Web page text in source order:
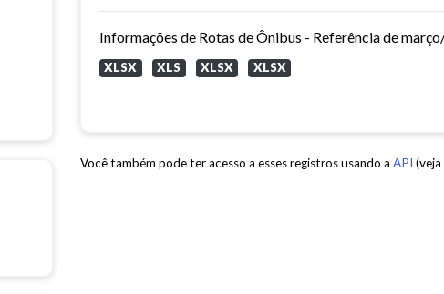
Informações de Rotas de Ônibus - Referência de
XLSX XLS XLSX XLSX
Você também pode ter acesso a esses registros usando a API (veja